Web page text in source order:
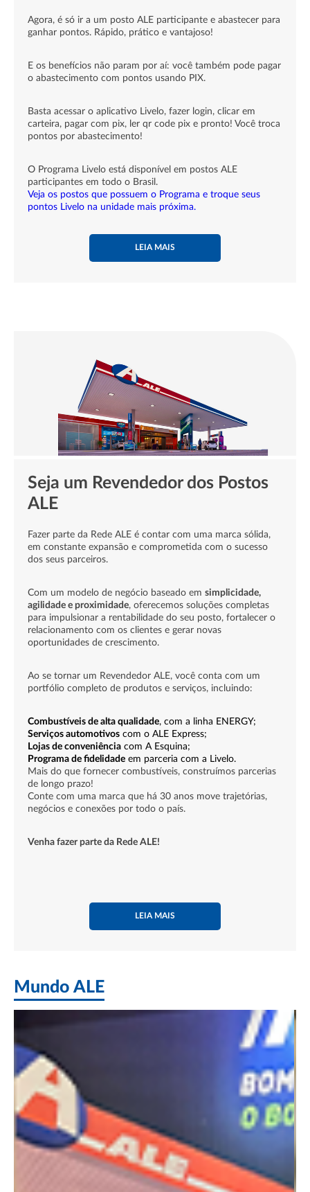
Agora, é só ir a um posto ALE participante e abastecer para
ganhar pontos. Rápido, prático e vantajoso!
E os benefícios não param por aí: você também pode pagar
o abastecimento com pontos usando PIX.
Basta acessar o aplicativo Livelo, fazer login, clicar em
carteira, pagar com pix, ler qr code pix e pronto! Você troca
pontos por abastecimento!
O Programa Livelo está disponível em postos ALE
participantes em todo o Brasil.
Veja os postos que possuem o Programa e troque seus
pontos Livelo na unidade mais próxima.
LEIA MAIS
Seja um Revendedor dos Postos
ALE
Fazer parte da Rede ALE é contar com uma marca sólida,
em constante expansão e comprometida com o sucesso
dos seus parceiros.
Com um modelo de negócio baseado em simplicidade,
agilidade e proximidade, oferecemos soluções completas
para impulsionar a rentabilidade do seu posto, fortalecer o
relacionamento com os clientes e gerar novas
oportunidades de crescimento.
Ao se tornar um Revendedor ALE, você conta com um
portfólio completo de produtos e serviços, incluindo:
Combustíveis de alta qualidade, com a linha ENERGY;
Serviços automotivos com o ALE Express;
Lojas de conveniência com A Esquina;
Programa de fidelidade em parceria com a Livelo.
Mais do que fornecer combustíveis, construímos parcerias
de longo prazo!
Conte com uma marca que há 30 anos move trajetórias,
negócios e conexões por todo o país.
Venha fazer parte da Rede ALE!
LEIA MAIS
Mundo ALE